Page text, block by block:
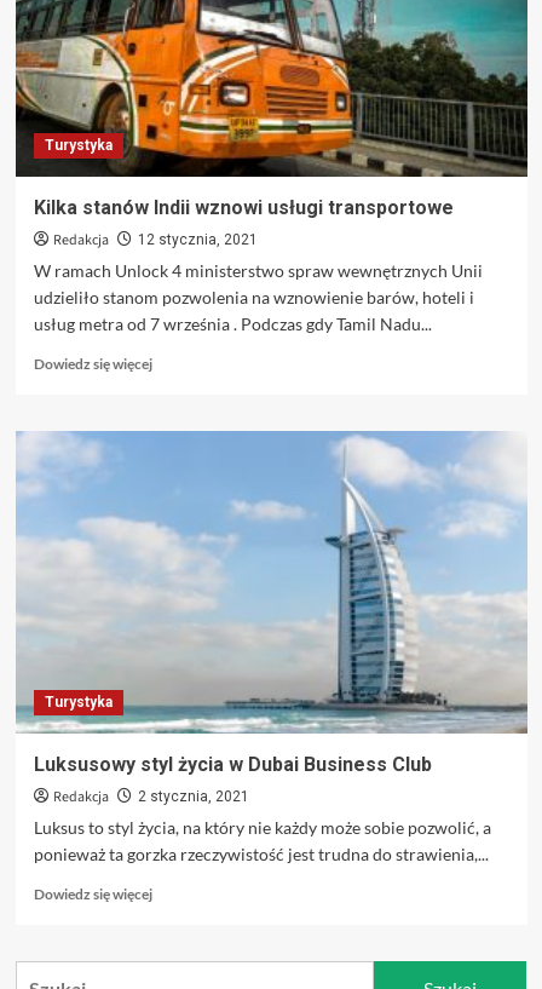
Ogrodnika
Ekologicznego
Turystyka
Kilka stanów Indii wznowi usługi transportowe
Redakcja 12 stycznia, 2021
W ramach Unlock 4 ministerstwo spraw wewnętrznych Unii
udzieliło stanom pozwolenia na wznowienie barów, hoteli i
usług metra od 7 września . Podczas gdy Tamil Nadu...
Dowiedz się więcejDowiedz
o
wznowi
usługi
Turystyka
Luksusowy styl życia w Dubai Business Club
Redakcja 2 stycznia, 2021
Luksus to styl życia, na który nie każdy może sobie pozwolić, a
ponieważ ta gorzka rzeczywistość jest trudna do strawienia,...
Dowiedz się więcejDowiedz
o